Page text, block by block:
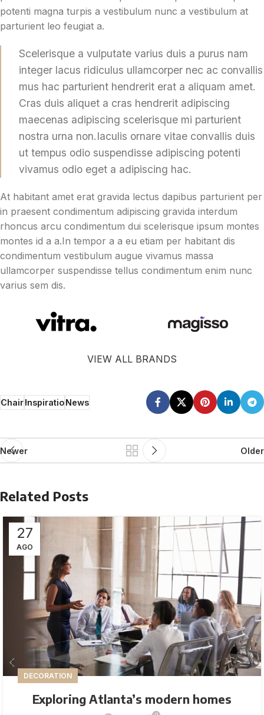
potenti magna turpis a vestibulum nunc a vestibulum at
parturient leo feugiat a.
Scelerisque a vulputate varius duis a purus nam
integer lacus ridiculus ullamcorper nec ac convallis
mus hac parturient hendrerit erat a aliquam amet.
Cras duis aliquet a cras hendrerit adipiscing
maecenas adipiscing scelerisque mi parturient
nostra urna non.Iaculis ornare vitae convallis duis
ut tempus odio suspendisse adipiscing potenti
vivamus odio eget a adipiscing hac.
At habitant amet erat gravida lectus dapibus parturient per
in praesent condimentum adipiscing gravida interdum
rhoncus arcu condimentum dui scelerisque ipsum montes
montes id a a.In tempor a a eu etiam per habitant dis
condimentum vestibulum augue vivamus massa
ullamcorper suspendisse tellus condimentum enim nunc
varius sem dis.
VIEW ALL BRANDS
ChairInspiratioNews
Newer Older
Related Posts
27
AGO
DECORATION
Exploring Atlanta’s modern homes